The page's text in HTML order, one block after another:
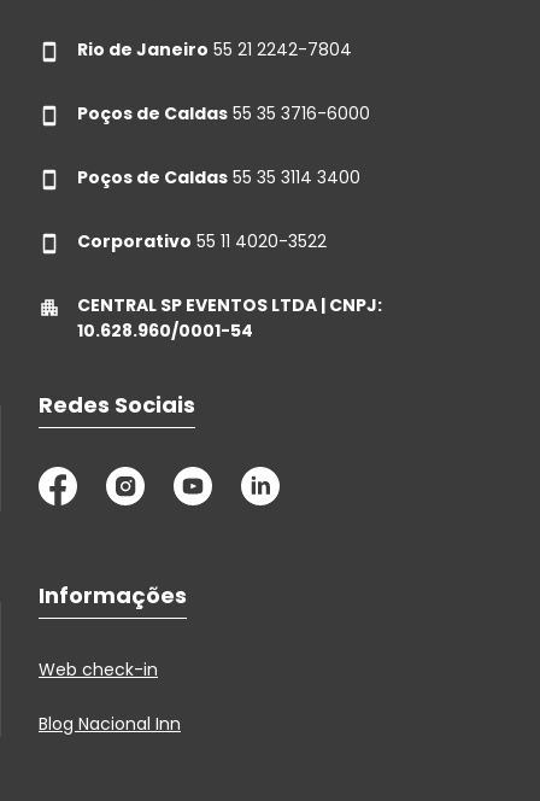
Rio de Janeiro 55 21 2242-7804
Poços de Caldas 55 35 3716-6000
Poços de Caldas 55 35 3114 3400
Corporativo 55 11 4020-3522
CENTRAL SP EVENTOS LTDA | CNPJ:
10.628.960/0001-54
Redes Sociais
Informações
Web check-in
Blog Nacional Inn